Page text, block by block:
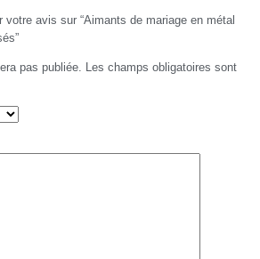
avis sur “Aimants de mariage en métal
pas publiée. Les champs obligatoires sont